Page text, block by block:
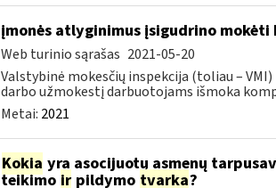
įmonės atlyginimus įsigudrino
Web turinio sąrašas 2021-05-20
Valstybinė mokesčių inspekcija (toliau –
darbo užmokestį darbuotojams išmoka
Metai: 2021
Kokia yra asocijuotų asmenų
teikimo irpildymo tvarka?